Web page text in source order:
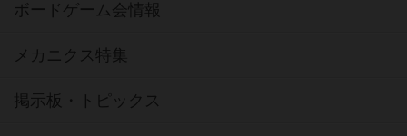
ボードゲーム会情報
メカニクス特集
掲示板・トピックス